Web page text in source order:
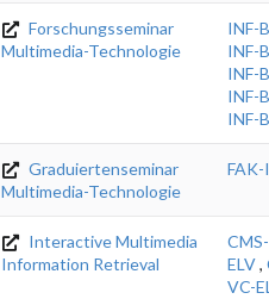
Forschungsseminar
Multimedia-Technologie
INF-
INF-
INF-
INF-
INF-
Graduiertenseminar
Multimedia-Technologie
FAK-
Interactive Multimedia
Information Retrieval
ELV,
VC-